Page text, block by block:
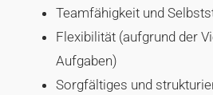
Teamfähigkeit und
Flexibilität (aufgrund der
Aufgaben)
Sorgfältiges und